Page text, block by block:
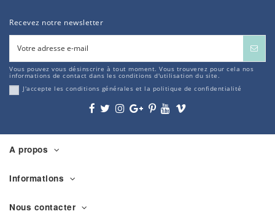
Recevez notre newsletter
Vous pouvez vous désinscrire à tout moment. Vous trouverez pour cela nos
informations de contact dans les conditions d'utilisation du site.
J'accepte les conditions générales et la politique de confidentialité
A propos
Informations
Nous contacter